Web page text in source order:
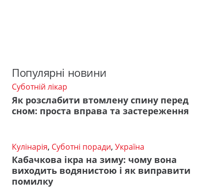
Популярні новини
Суботній лікар
Як розслабити втомлену спину перед
сном: проста вправа та застереження
Кулінарія, Суботні поради, Україна
Кабачкова ікра на зиму: чому вона
виходить водянистою і як виправити
помилку